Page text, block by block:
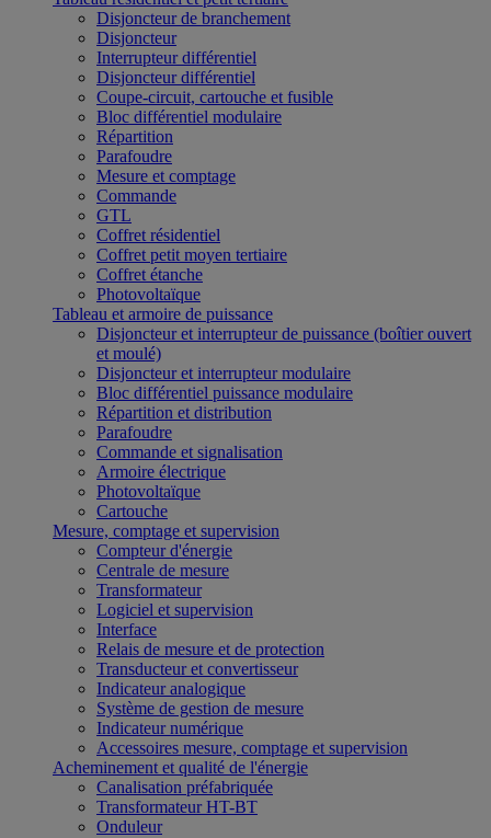
Disjoncteur de branchement
Disjoncteur
Interrupteur différentiel
Disjoncteur différentiel
Coupe-circuit, cartouche et fusible
Bloc différentiel modulaire
Répartition
Parafoudre
Mesure et comptage
Commande
GTL
Coffret résidentiel
Coffret petit moyen tertiaire
Coffret étanche
Photovoltaïque
Tableau et armoire de puissance
Disjoncteur et interrupteur de puissance (boîtier ouvert
et moulé)
Disjoncteur et interrupteur modulaire
Bloc différentiel puissance modulaire
Répartition et distribution
Parafoudre
Commande et signalisation
Armoire électrique
Photovoltaïque
Cartouche
Mesure, comptage et supervision
Compteur d'énergie
Centrale de mesure
Transformateur
Logiciel et supervision
Interface
Relais de mesure et de protection
Transducteur et convertisseur
Indicateur analogique
Système de gestion de mesure
Indicateur numérique
Accessoires mesure, comptage et supervision
Acheminement et qualité de l'énergie
Canalisation préfabriquée
Transformateur HT-BT
Onduleur